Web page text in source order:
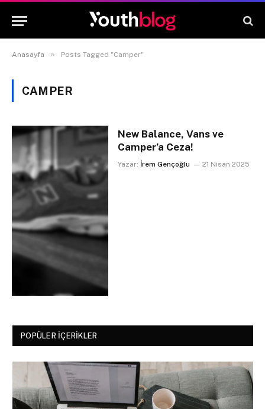
Anasayfa » Posts Tagged "Camper"
CAMPER
New Balance, Vans ve
Camper’a Ceza!
Yazar: İrem Gençoğlu 21 Nisan 2025
POPÜLER İÇERIKLER